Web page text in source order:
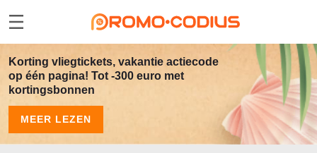
Korting vliegtickets, vakantie actiecode
op één pagina! Tot -300 euro met
kortingsbonnen
MEER LEZEN